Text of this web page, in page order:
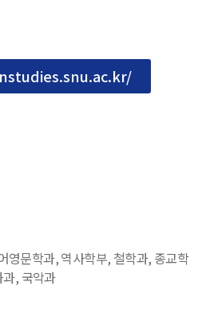
영문학과, 역사학부, 철학과, 종교학
, 국악과